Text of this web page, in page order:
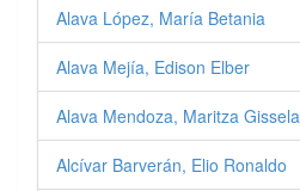
Alava López, María Betania
Alava Mejía, Edison Elber
Alava Mendoza, Maritza Gissela
Alcívar Barverán, Elio Ronaldo